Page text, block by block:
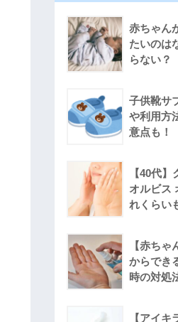
赤ちゃん
たいのは
らない？
子供靴サ
や利用方
意点も！
【40代
オルビス
れくらい
【赤ち
からでき
時の対処
【アイ